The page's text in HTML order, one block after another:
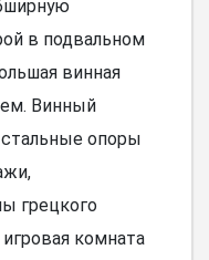
в подвальном
винная
Винный
опоры
грецкого
комната